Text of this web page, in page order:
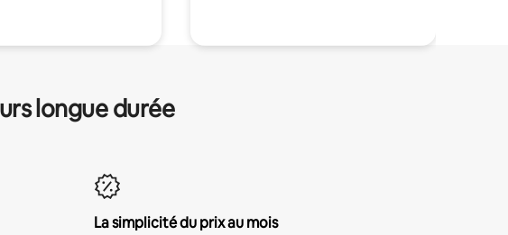
longue durée
La simplicité du prix au mois